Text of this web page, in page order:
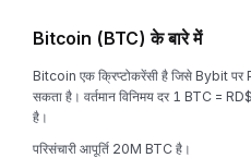
Bitcoin (BTC) के बारे में
Bitcoin एक क्रिप्टोकरेंसी है जिसे Bybit
सकता है। वर्तमान विनिमय दर 1 BTC
है।
परिसंचारी आपूर्ति 20M BTC है।